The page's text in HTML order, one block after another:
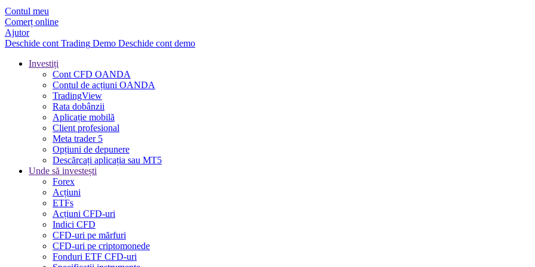
Contul meu
Comerț online
Ajutor
Deschide cont Trading Demo Deschide cont demo
Investiți
Cont CFD OANDA
Contul de acțiuni OANDA
TradingView
Rata dobânzii
Aplicație mobilă
Client profesional
Meta trader 5
Opțiuni de depunere
Descărcați aplicația sau MT5
Unde să investești
Forex
Acțiuni
ETFs
Acțiuni CFD-uri
Indici CFD
CFD-uri pe mărfuri
CFD-uri pe criptomonede
Fonduri ETF CFD-uri